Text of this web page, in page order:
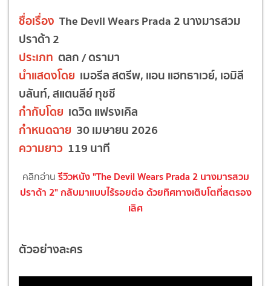
ชื่อเรื่อง The Devil Wears Prada 2 นางมารสวม
ปราด้า 2
ประเภท ตลก / ดรามา
นำแสดงโดย เมอรีล สตรีพ, แอน แฮทธาเวย์, เอมิลี
บลันท์, สแตนลีย์ ทุชชี
กำกับโดย เดวิด แฟรงเคิล
กำหนดฉาย 30 เมษายน 2026
ความยาว 119 นาที
คลิกอ่านรีวิวหนัง "The Devil Wears Prada 2 นางมารสวม
ปราด้า 2" กลับมาแบบไร้รอยต่อ ด้วยทิศทางเติบโตที่สตรอง
เลิศ
ตัวอย่างละคร